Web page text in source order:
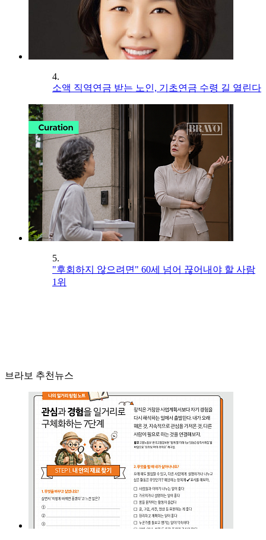
4.
소액 직역연금 받는 노인, 기초연금 수령 길 열린다
5.
"후회하지 않으려면" 60세 넘어 끊어내야 할 사람
1위
브라보 추천뉴스